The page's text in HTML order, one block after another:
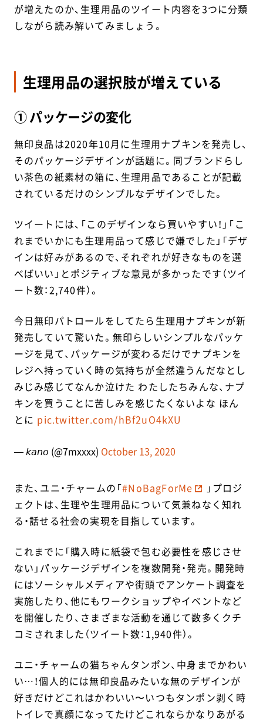
が増えたのか、生理用品のツイート内容を3つに分類
しながら読み解いてみましょう。
生理用品の選択肢が増えている
① パッケージの変化
無印良品は2020年10月に生理用ナプキンを発売し、
そのパッケージデザインが話題に。同ブランドらし
い茶色の紙素材の箱に、生理用品であることが記載
されているだけのシンプルなデザインでした。
ツイートには、「このデザインなら買いやすい！」「こ
れまでいかにも生理用品って感じで嫌でした」「デザ
インは好みがあるので、それぞれが好きなものを選
べばいい」とポジティブな意見が多かったです（ツイ
ート数：2,740件）。
今日無印パトロールをしてたら生理用ナプキンが新
発売していて驚いた。無印らしいシンプルなパッケ
ージを見て、パッケージが変わるだけでナプキンを
レジへ持っていく時の気持ちが全然違うんだなとし
みじみ感じてなんか泣けた わたしたちみんな、ナプ
キンを買うことに苦しみを感じたくないよな ほん
とに pic.twitter.com/hBf2uO4kXU
— 𝘬𝘢𝘯𝘰 (@7mxxxx) October 13, 2020
また、ユニ・チャームの「#NoBagForMe
」プロジ
ェクトは、生理や生理用品について気兼ねなく知れ
る・話せる社会の実現を目指しています。
これまでに「購入時に紙袋で包む必要性を感じさせ
ない」パッケージデザインを複数開発・発売。開発時
にはソーシャルメディアや街頭でアンケート調査を
実施したり、他にもワークショップやイベントなど
を開催したり、さまざまな活動を通じて数多くクチ
コミされました（ツイート数：1,940件）。
ユニ・チャームの猫ちゃんタンポン、中身までかわい
い…！個人的には無印良品みたいな無のデザインが
好きだけどこれはかわいい〜いつもタンポン剥く時
トイレで真顔になってたけどこれならかなりあがる